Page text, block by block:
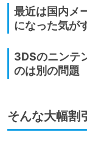
最近は国内メ
になった気が
3DSのニンテ
のは別の問題
そんな大幅割